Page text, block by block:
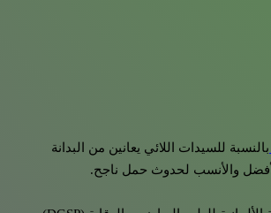
بالنسبة للسيدات اللائي يعانين من البدانة
والأنسب لحدوث حمل ناجح.